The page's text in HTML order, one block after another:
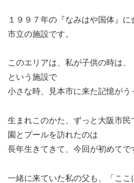
１９９７年の『なみはや国体』
市立の施設です。
このエリアは、私が子供の時は、
という施設で
小さな時、見本市に来た記憶がう
生まれこのかた、ずっと大阪市
園とプールを訪れたのは
長年生きてきて、今回が初めてで
一緒に来ていた私の父も、「こ